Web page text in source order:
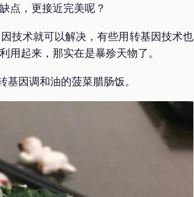
点，更接近完美呢？
技术就可以解决，有些用转基因技术也
起来，那实在是暴殄天物了。
因调和油的菠菜腊肠饭。